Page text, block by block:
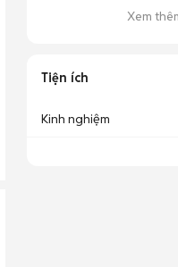
Xem
Tiện ích
Kinh nghiệm